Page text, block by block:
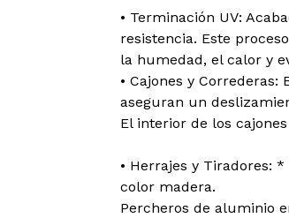
• Terminación UV:
resistencia. Este
la humedad, el calor y
• Cajones y
aseguran un
El interior de los
• Herrajes y Tiradores:
color madera.
Percheros de aluminio